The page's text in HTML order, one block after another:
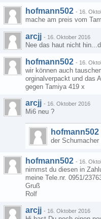
hofmann502 - 16.
mache am preis vom
arcjj - 16. Oktober 2016
Nee das haut nicht
hofmann502 - 16.
wir können auch
orginalverpackt und das
gegen Tamiya 419 x
arcjj - 16. Oktober 2016
Mi6 neu ?
hofmann502
der Schumacher
hofmann502 - 16.
nimmst du diesen in
meine Tele.nr. 0951/
Gruß
Rolf
arcjj - 16. Oktober 2016